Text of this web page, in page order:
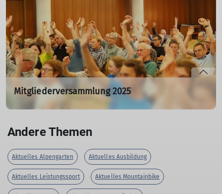
gelungenen und abgebrochenen Touren, von Freude und
Angst, vom Erleben und Spüren der eigenen Grenzen in
der eisigen Welt der höchsten Alpenberge.
mehr erfahren
Mitgliederversammlung 2025
Di. 29.04.2025 19:00 Uhr
Mitgliederversammlung 2025 am Dienstag, 29. April 2025,
mehr erfahren
Andere Themen
Aktuelles Alpengarten Aktuelles Ausbildung
Aktuelles Leistungssport Aktuelles Mountainbike